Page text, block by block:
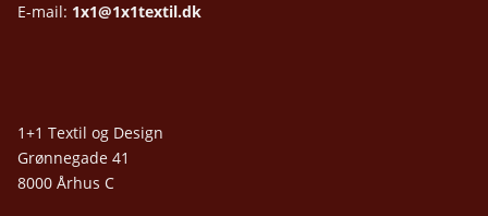
E-mail: 1x1@1x1textil.dk
1+1 Textil og Design
Grønnegade 41
8000 Århus C